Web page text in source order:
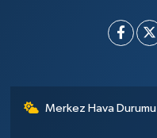
Merkez Hava Durumu